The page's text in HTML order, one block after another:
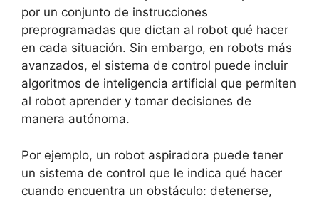
por un conjunto de instrucciones
preprogramadas que dictan al robot qué hacer
en cada situación. Sin embargo, en robots más
avanzados, el sistema de control puede incluir
algoritmos de inteligencia artificial que permiten
al robot aprender y tomar decisiones de
manera autónoma.
Por ejemplo, un robot aspiradora puede tener
un sistema de control que le indica qué hacer
cuando encuentra un obstáculo: detenerse,